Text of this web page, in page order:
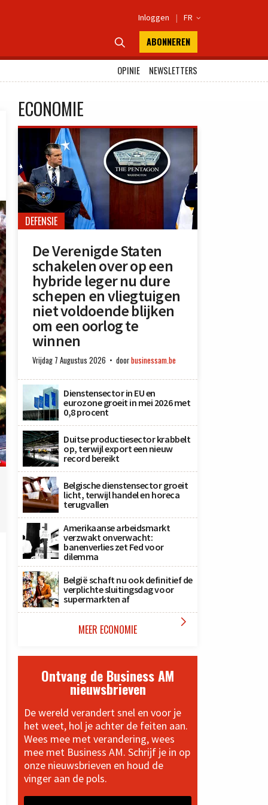
Inloggen | FR 
 ABONNEREN
OPINIE
NEWSLETTERS
ECONOMIE
DEFENSIE
De Verenigde Staten
schakelen over op een
hybride leger nu dure
schepen en vliegtuigen
niet voldoende blijken
om een oorlog te
winnen
Vrijdag 7 Augustus 2026 doorbusinessam.be
Dienstensector in EU en
eurozone groeit in mei 2026 met
0,8 procent
Duitse productiesector krabbelt
op, terwijl export een nieuw
record bereikt
Belgische dienstensector groeit
licht, terwijl handel en horeca
terugvallen
Amerikaanse arbeidsmarkt
verzwakt onverwacht:
banenverlies zet Fed voor
dilemma
België schaft nu ook definitief de
verplichte sluitingsdag voor
supermarkten af
MEER ECONOMIE 
Ontvang de Business AM
nieuwsbrieven
De wereld verandert snel en voor je
het weet, hol je achter de feiten aan.
Wees mee met verandering, wees
mee met Business AM. Schrijf je in op
onze nieuwsbrieven en houd de
vinger aan de pols.